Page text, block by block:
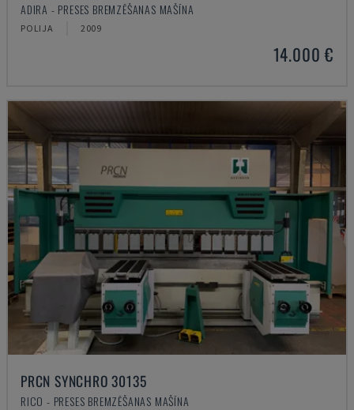
ADIRA - PRESES BREMZĒŠANAS MAŠĪNA
POLIJA 2009
14.000 €
PRCN SYNCHRO 30135
RICO - PRESES BREMZĒŠANAS MAŠĪNA